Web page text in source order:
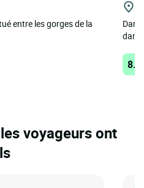
entre les gorges de la
dans
voyageurs ont